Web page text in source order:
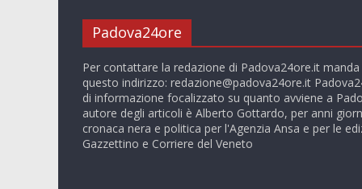
Padova24ore
Per contattare la redazione di Padova24ore.it
questo indirizzo: redazione@padova24ore.it
di informazione focalizzato su quanto avviene a
autore degli articoli è Alberto Gottardo, per anni
cronaca nera e politica per l'Agenzia Ansa e per le
Gazzettino e Corriere del Veneto